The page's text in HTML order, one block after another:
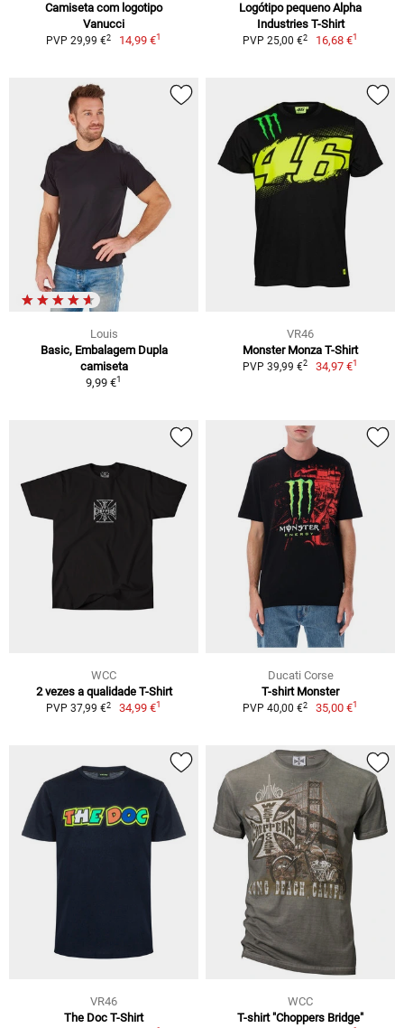
Camiseta com logotipo
Vanucci
PVP 29,99 €2 14,99 €1
Logótipo pequeno Alpha
Industries T-Shirt
PVP 25,00 €2 16,68 €1
Louis
Basic, Embalagem Dupla
camiseta
9,99 €1
VR46
Monster Monza T-Shirt
PVP 39,99 €2 34,97 €1
WCC
2 vezes a qualidade T-Shirt
PVP 37,99 €2 34,99 €1
Ducati Corse
T-shirt Monster
PVP 40,00 €2 35,00 €1
VR46
The Doc T-Shirt
WCC
T-shirt "Choppers Bridge"